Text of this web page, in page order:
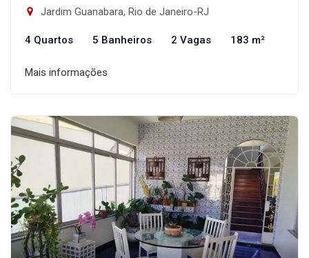
Jardim Guanabara, Rio de Janeiro-RJ
4 Quartos 5 Banheiros 2 Vagas 183 m²
Mais informações